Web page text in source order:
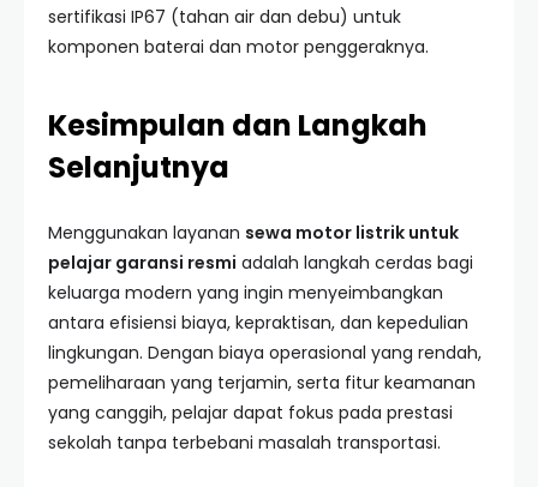
sertifikasi IP67 (tahan air dan debu) untuk
komponen baterai dan motor penggeraknya.
Kesimpulan dan Langkah
Selanjutnya
Menggunakan layanan sewa motor listrik untuk
pelajar garansi resmi adalah langkah cerdas bagi
keluarga modern yang ingin menyeimbangkan
antara efisiensi biaya, kepraktisan, dan kepedulian
lingkungan. Dengan biaya operasional yang rendah,
pemeliharaan yang terjamin, serta fitur keamanan
yang canggih, pelajar dapat fokus pada prestasi
sekolah tanpa terbebani masalah transportasi.